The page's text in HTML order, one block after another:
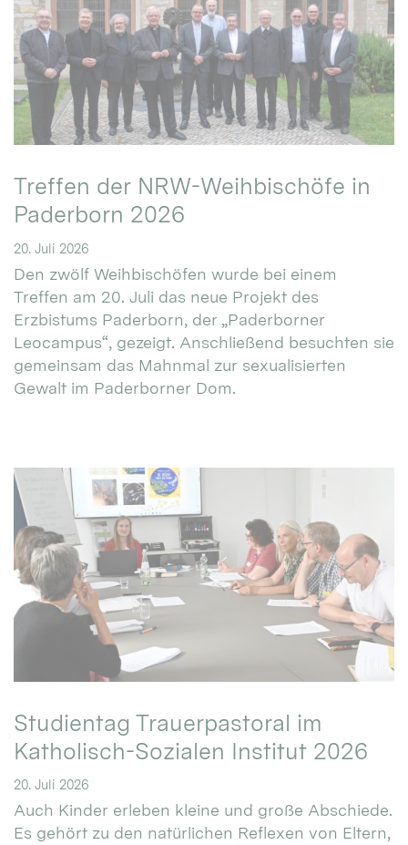
Treffen der NRW-Weihbischöfe in
Paderborn 2026
20. Juli 2026
Den zwölf Weihbischöfen wurde bei einem
Treffen am 20. Juli das neue Projekt des
Erzbistums Paderborn, der „Paderborner
Leocampus“, gezeigt. Anschließend besuchten sie
gemeinsam das Mahnmal zur sexualisierten
Gewalt im Paderborner Dom.
Studientag Trauerpastoral im
Katholisch-Sozialen Institut 2026
20. Juli 2026
Auch Kinder erleben kleine und große Abschiede.
Es gehört zu den natürlichen Reflexen von Eltern,